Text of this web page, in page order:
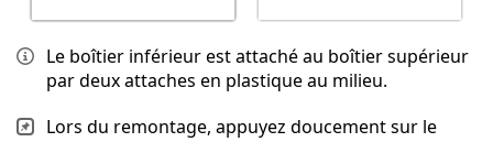
Le boîtier inférieur est attaché au boîtier supérieur
par deux attaches en plastique au milieu.
Lors du remontage, appuyez doucement sur le